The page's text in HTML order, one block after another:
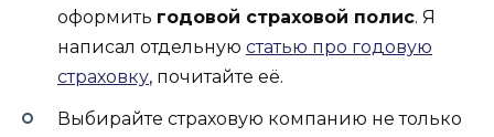
оформить годовой страховой полис. Я
написал отдельную статью про годовую
страховку, почитайте её.
Выбирайте страховую компанию не только